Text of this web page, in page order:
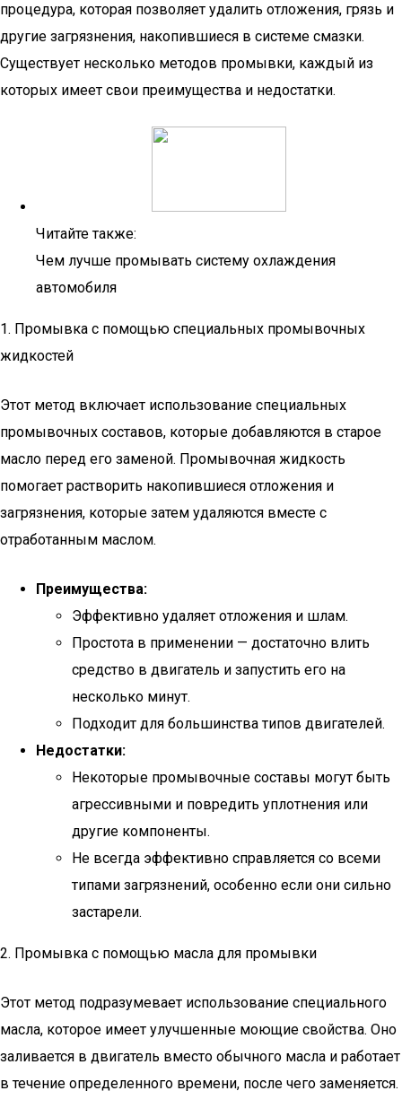
процедура, которая позволяет удалить отложения, грязь и
другие загрязнения, накопившиеся в системе смазки.
Существует несколько методов промывки, каждый из
которых имеет свои преимущества и недостатки.
Читайте также:
Чем лучше промывать систему охлаждения
автомобиля
1. Промывка с помощью специальных промывочных
жидкостей
Этот метод включает использование специальных
промывочных составов, которые добавляются в старое
масло перед его заменой. Промывочная жидкость
помогает растворить накопившиеся отложения и
загрязнения, которые затем удаляются вместе с
отработанным маслом.
Преимущества:
Эффективно удаляет отложения и шлам.
Простота в применении — достаточно влить
средство в двигатель и запустить его на
несколько минут.
Подходит для большинства типов двигателей.
Недостатки:
Некоторые промывочные составы могут быть
агрессивными и повредить уплотнения или
другие компоненты.
Не всегда эффективно справляется со всеми
типами загрязнений, особенно если они сильно
застарели.
2. Промывка с помощью масла для промывки
Этот метод подразумевает использование специального
масла, которое имеет улучшенные моющие свойства. Оно
заливается в двигатель вместо обычного масла и работает
в течение определенного времени, после чего заменяется.